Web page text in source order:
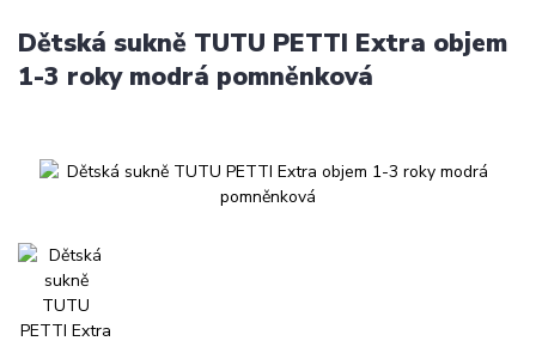
Dětská sukně TUTU PETTI Extra objem
1-3 roky modrá pomněnková